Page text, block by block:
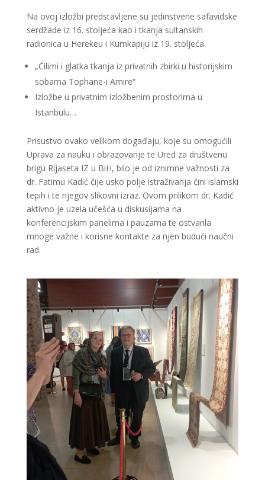
Na ovoj izložbi predstavljene su jedinstvene safavidske
serdžade iz 16. stoljeća kao i tkanja sultanskih
radionica u Herekeu i Kumkapiju iz 19. stoljeća.
„Ćilimi i glatka tkanja iz privatnih zbirki u historijskim
sobama Tophane-i Amire“
Izložbe u privatnim izložbenim prostorima u
Istanbulu…
Prisustvo ovako velikom događaju, koje su omogućili
Uprava za nauku i obrazovanje te Ured za društvenu
brigu Rijaseta IZ u BiH, bilo je od iznimne važnosti za
dr. Fatimu Kadić čije usko polje istraživanja čini islamski
tepih i te njegov slikovni izraz. Ovom prilikom dr. Kadić
aktivno je uzela učešća u diskusijama na
konferencijskim panelima i pauzama te ostvarila
mnoge važne i korisne kontakte za njen budući naučni
rad.